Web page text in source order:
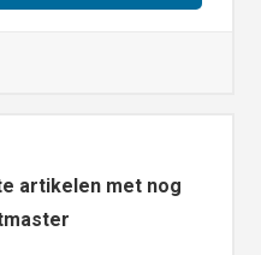
artikelen met nog